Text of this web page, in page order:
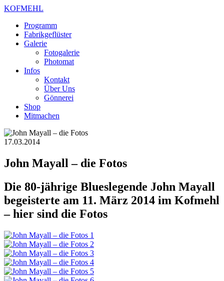
KOFMEHL
Programm
Fabrikgeflüster
Galerie
Fotogalerie
Photomat
Infos
Kontakt
Über Uns
Gönnerei
Shop
Mitmachen
17.03.2014
John Mayall – die Fotos
Die 80-jährige Blueslegende John Mayall
begeisterte am 11. März 2014 im Kofmehl
– hier sind die Fotos